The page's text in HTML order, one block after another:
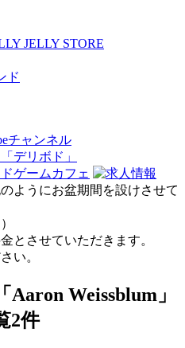
JELLY STORE
ド
ようにお盆期間を設けさせて
とさせていただきます。
い。
Weissblum」
2件